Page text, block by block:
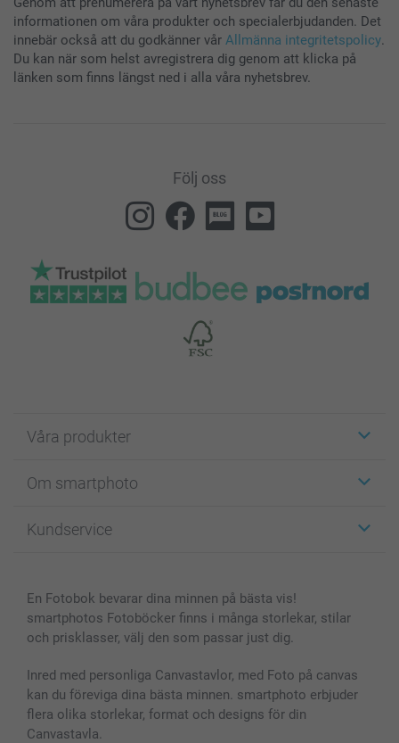
informationen om våra produkter och specialerbjudanden. Det
innebär också att du godkänner vår Allmänna integritetspolicy.
Du kan när som helst avregistrera dig genom att klicka på
länken som finns längst ned i alla våra nyhetsbrev.
Följ oss
Våra produkter
Fotokort
Fotoböcker
Skal till Mobil & Surfplatta
MyNameBook
Fotoramar & Tillbehör
Presentkort
Alla fotoprodukter
Om smartphoto
För affiliates
Sitemap
Villkor och garantier
Kundservice
smartbonus
Priser & betalning
En Fotobok bevarar dina minnen på bästa vis!
smartphotos Fotoböcker finns i många storlekar, stilar
och prisklasser, välj den som passar just dig.
Inred med personliga Canvastavlor, med Foto på canvas
kan du föreviga dina bästa minnen. smartphoto erbjuder
flera olika storlekar, format och designs för din
Canvastavla.